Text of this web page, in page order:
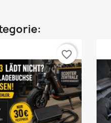
favorite_border